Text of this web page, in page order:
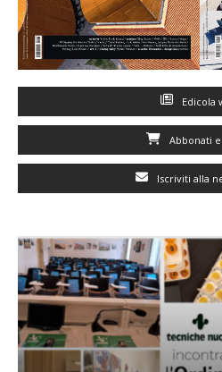
Edicola
Abbonati
Iscriviti alla